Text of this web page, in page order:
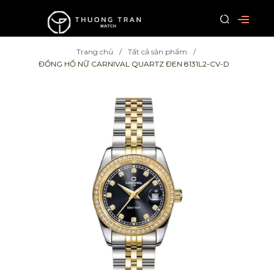
Trang chủ
Tất cả sản phẩm
ĐỒNG HỒ NỮ CARNIVAL QUARTZ ĐEN 8131L2-CV-D